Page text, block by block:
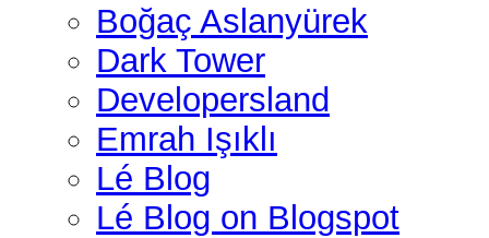
Boğaç Aslanyürek
Dark Tower
Developersland
Emrah Işıklı
Lé Blog
Lé Blog on Blogspot